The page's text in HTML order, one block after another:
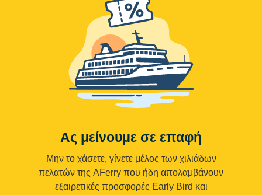
Ας μείνουμε σε επαφή
Μην το χάσετε, γίνετε μέλος των χιλιάδων
πελατών της AFerry που ήδη απολαμβάνουν
εξαιρετικές προσφορές Early Bird και